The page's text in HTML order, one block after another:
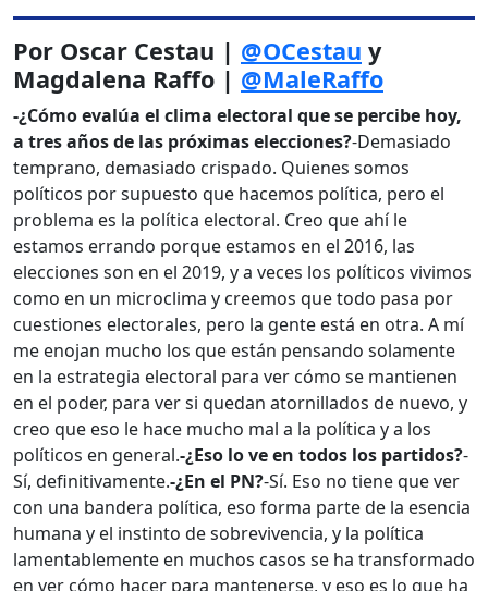
Por Oscar Cestau | @OCestau y
Magdalena Raffo | @MaleRaffo
-¿Cómo evalúa el clima electoral que se percibe hoy,
a tres años de las próximas elecciones?-Demasiado
temprano, demasiado crispado. Quienes somos
políticos por supuesto que hacemos política, pero el
problema es la política electoral. Creo que ahí le
estamos errando porque estamos en el 2016, las
elecciones son en el 2019, y a veces los políticos vivimos
como en un microclima y creemos que todo pasa por
cuestiones electorales, pero la gente está en otra. A mí
me enojan mucho los que están pensando solamente
en la estrategia electoral para ver cómo se mantienen
en el poder, para ver si quedan atornillados de nuevo, y
creo que eso le hace mucho mal a la política y a los
políticos en general.-¿Eso lo ve en todos los partidos?-
Sí, definitivamente.-¿En el PN?-Sí. Eso no tiene que ver
con una bandera política, eso forma parte de la esencia
humana y el instinto de sobrevivencia, y la política
lamentablemente en muchos casos se ha transformado
en ver cómo hacer para mantenerse, y eso es lo que ha